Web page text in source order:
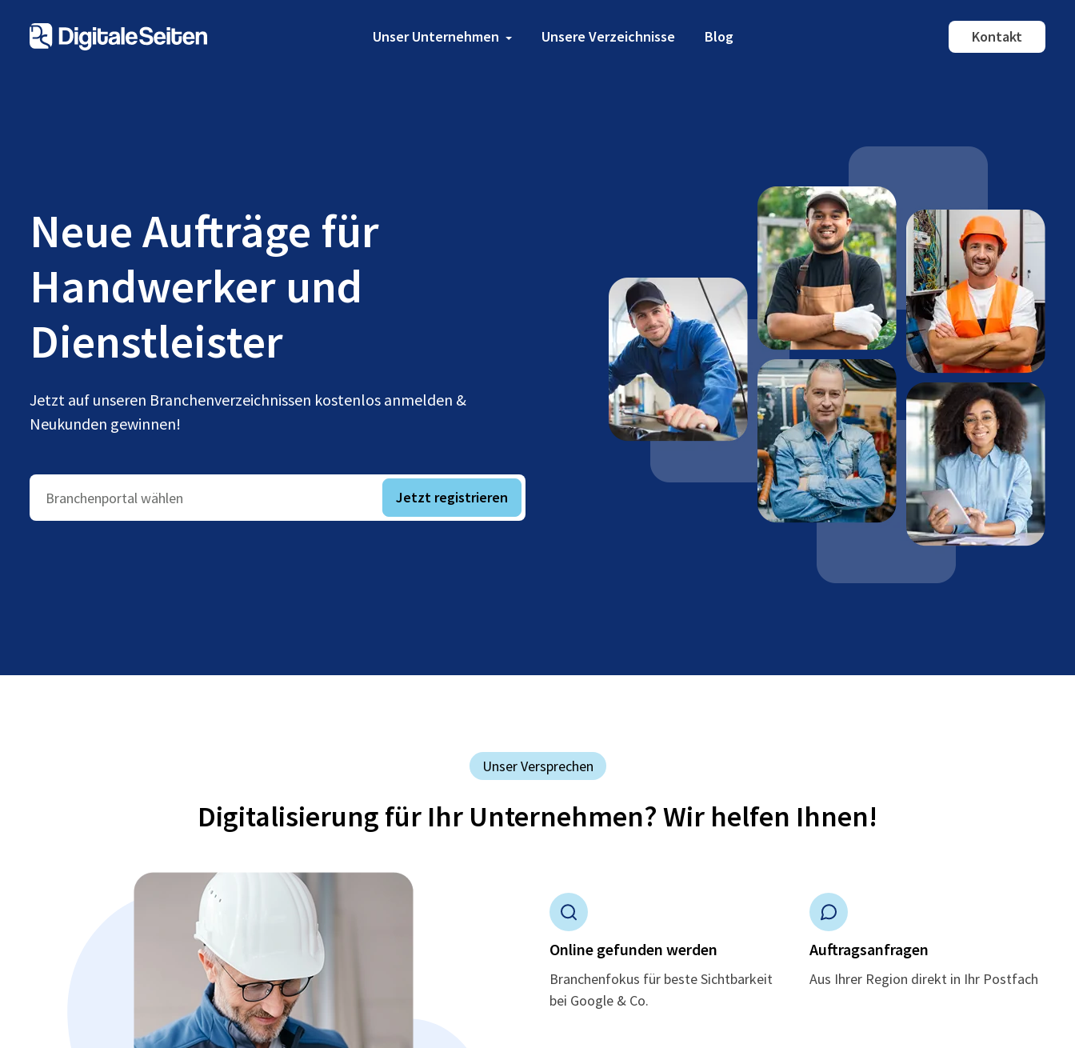
Unser Unternehmen Unsere Verzeichnisse Blog Kontakt
Neue Aufträge für
Handwerker und
Dienstleister
Jetzt auf unseren Branchenverzeichnissen kostenlos anmelden &
Neukunden gewinnen!
Branchenportal wählen Jetzt registrieren
Unser Versprechen
Digitalisierung für Ihr Unternehmen? Wir helfen Ihnen!
Online gefunden werden
Branchenfokus für beste Sichtbarkeit
bei Google & Co.
Auftragsanfragen
Aus Ihrer Region direkt in Ihr Postfach